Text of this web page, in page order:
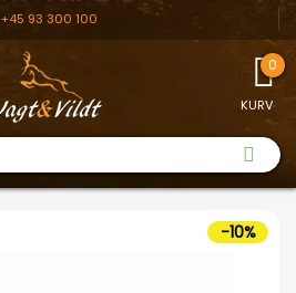
+45 93 300 100
KURV
-10%